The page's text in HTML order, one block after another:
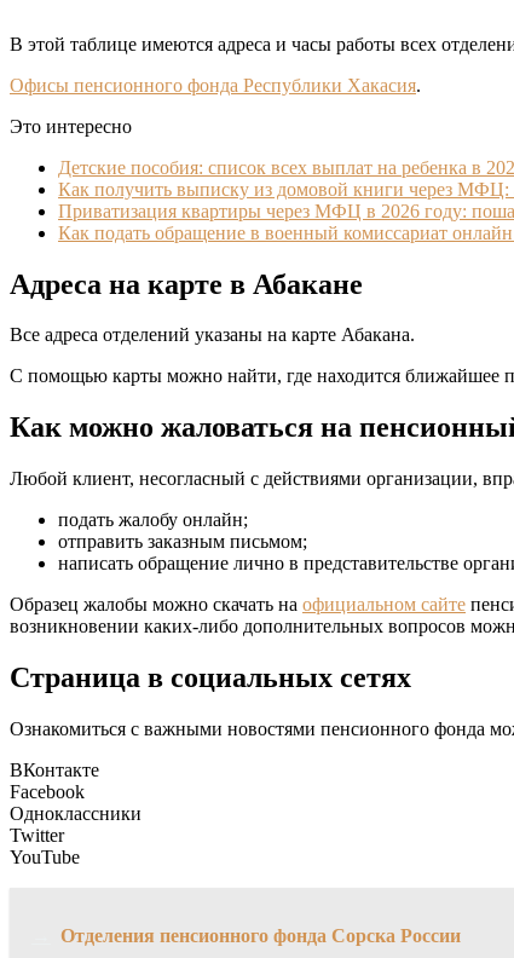
В этой таблице имеются адреса и часы работы всех
Офисы пенсионного фонда Республики Хакасия.
Это интересно
Детские пособия: список всех выплат на ребенка в
Как получить выписку из домовой книги через МФЦ:
Приватизация квартиры через МФЦ в 2026 году:
Как подать обращение в военный комиссариат онлайн
Адреса на карте в Абакане
Все адреса отделений указаны на карте Абакана.
С помощью карты можно найти, где находится ближайшее
Как можно жаловаться на
Любой клиент, несогласный с действиями организации,
подать жалобу онлайн;
отправить заказным письмом;
написать обращение лично в представительстве
Образец жалобы можно скачать на официальном сайте
возникновении каких-либо дополнительных вопросов
Страница в социальных сетях
Ознакомиться с важными новостями пенсионного фонда
ВКонтакте
Facebook
Одноклассники
Twitter
YouTube
Отделения пенсионного фонда Сорска России